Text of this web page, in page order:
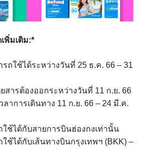
พิ่มเติม:*
ถใช้ได้ระหว่างวันที่ 25 ธ.ค. 66 – 31
สารต้องออกระหว่างวันที่ 11 ก.ย. 66
ลาการเดินทาง 11 ก.ย. 66 – 24 มี.ค.
ช้ได้กับสายการบินฮ่องกงเท่านั้น
ช้ได้กับเส้นทางบินกรุงเทพฯ (BKK) –